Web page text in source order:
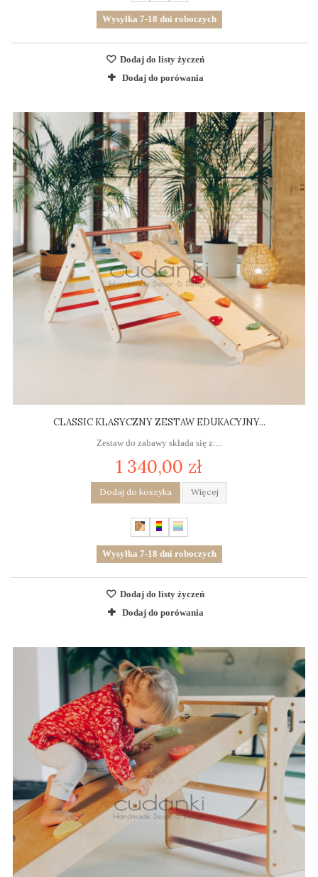
Wysyłka 7-18 dni roboczych
Dodaj do listy życzeń
Dodaj do porówania
CLASSIC KLASYCZNY ZESTAW EDUKACYJNY...
Zestaw do zabawy składa się z:...
1 340,00 zł
Dodaj do koszyka Więcej
Wysyłka 7-18 dni roboczych
Dodaj do listy życzeń
Dodaj do porówania